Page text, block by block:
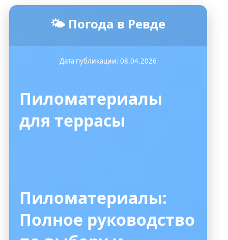
🌤️ Погода в Ревде
Дата публикации: 08.04.2026
Пиломатериалы
для террасы
Пиломатериалы:
Полное руководство